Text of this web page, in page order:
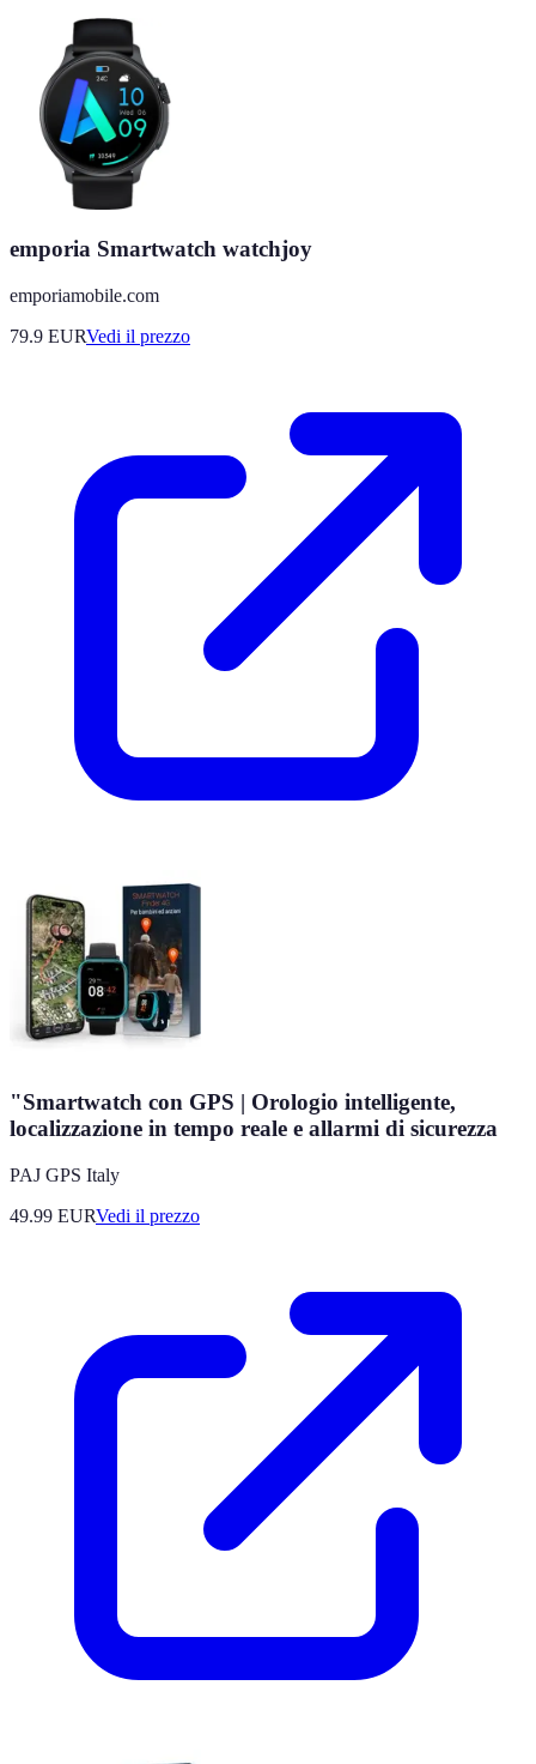
emporia Smartwatch watchjoy
emporiamobile.com
79.9 EURVedi il prezzo
"Smartwatch con GPS | Orologio intelligente,
localizzazione in tempo reale e allarmi di sicurezza
PAJ GPS Italy
49.99 EURVedi il prezzo